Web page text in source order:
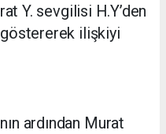
Y. sevgilisi H.Y’den
göstererek ilişkiyi
ardından Murat